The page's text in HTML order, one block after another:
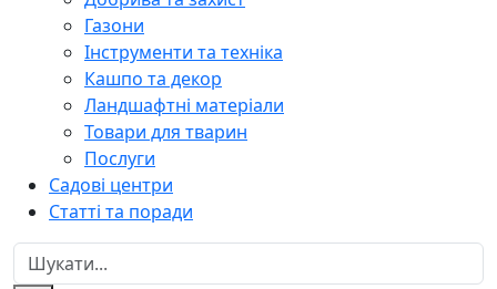
Газони
Інструменти та техніка
Кашпо та декор
Ландшафтні матеріали
Товари для тварин
Послуги
Садові центри
Статті та поради